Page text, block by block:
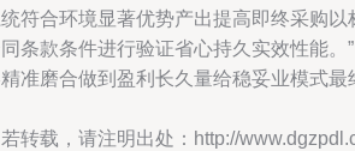
符合环境显著优势产出提高即终采购
条款条件进行验证省心持久实效性能。
准磨合做到盈利长久量给稳妥业模式
转载，请注明出处：http://